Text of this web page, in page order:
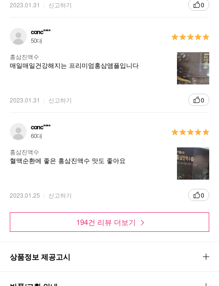
2023.01.31 신고하기 0
conc****
50대
홍삼진액수
매일매일건강해지는 프리미엄홍삼앰플입니다
2023.01.31 신고하기 0
conc****
60대
홍삼진액수
혈액순환에 좋은 홍삼진액수 맛도 좋아요
2023.01.25 신고하기 0
194건 리뷰 더보기
상품정보 제공고시